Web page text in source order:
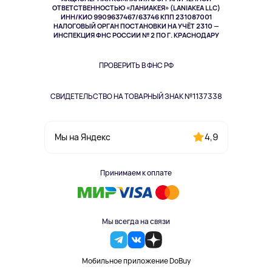
ОТВЕТСТВЕННОСТЬЮ «ЛАНИАКЕЯ» (LANIAKEA LLC)
ИНН/КИО 9909637467/63746 КПП 231087001
НАЛОГОВЫЙ ОРГАН ПОСТАНОВКИ НА УЧЁТ 2310 —
ИНСПЕКЦИЯ ФНС РОССИИ № 2 ПО Г. КРАСНОДАРУ
ПРОВЕРИТЬ В ФНС РФ
СВИДЕТЕЛЬСТВО НА ТОВАРНЫЙ ЗНАК №1137338
Мы на Яндекс 4,9
Принимаем к оплате
Мы всегда на связи
Мобильное приложение DoBuy
Здоровье питомцев
Одежда и аксессуары